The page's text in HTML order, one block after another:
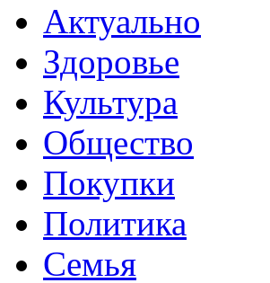
Актуально
Здоровье
Культура
Общество
Покупки
Политика
Семья